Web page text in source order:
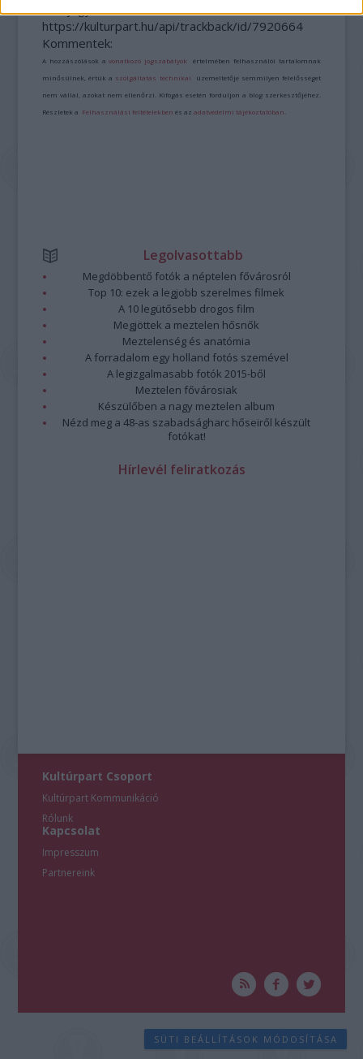
A bejegyzés trackback címe:
https://kulturpart.hu/api/trackback/id/7920664
Kommentek:
A hozzászólások avonatkozó jogszabályok értelmében felhasználói tartalomnak
minősülnek, értük a szolgáltatás technikai üzemeltetője semmilyen felelősséget
nem vállal, azokat nem ellenőrzi. Kifogás esetén forduljon a blog szerkesztőjéhez.
Részletek a Felhasználási feltételekben és azadatvédelmi tájékoztatóban
Legolvasottabb
Megdöbbentő fotók a néptelen fővárosról
Top 10: ezek a legjobb szerelmes filmek
A 10 legütősebb drogos film
Megjöttek a meztelen hősnők
Meztelenség és anatómia
A forradalom egy holland fotós szemével
A legizgalmasabb fotók 2015-ből
Meztelen fővárosiak
Készülőben a nagy meztelen album
Nézd meg a 48-as szabadságharc hőseiről készült
fotókat!
Hírlevél feliratkozás
Kultúrpart Csoport
Kultúrpart Kommunikáció
Rólunk
Kapcsolat
Impresszum
Partnereink
SÜTI BEÁLLÍTÁSOK MÓDOSÍTÁSA